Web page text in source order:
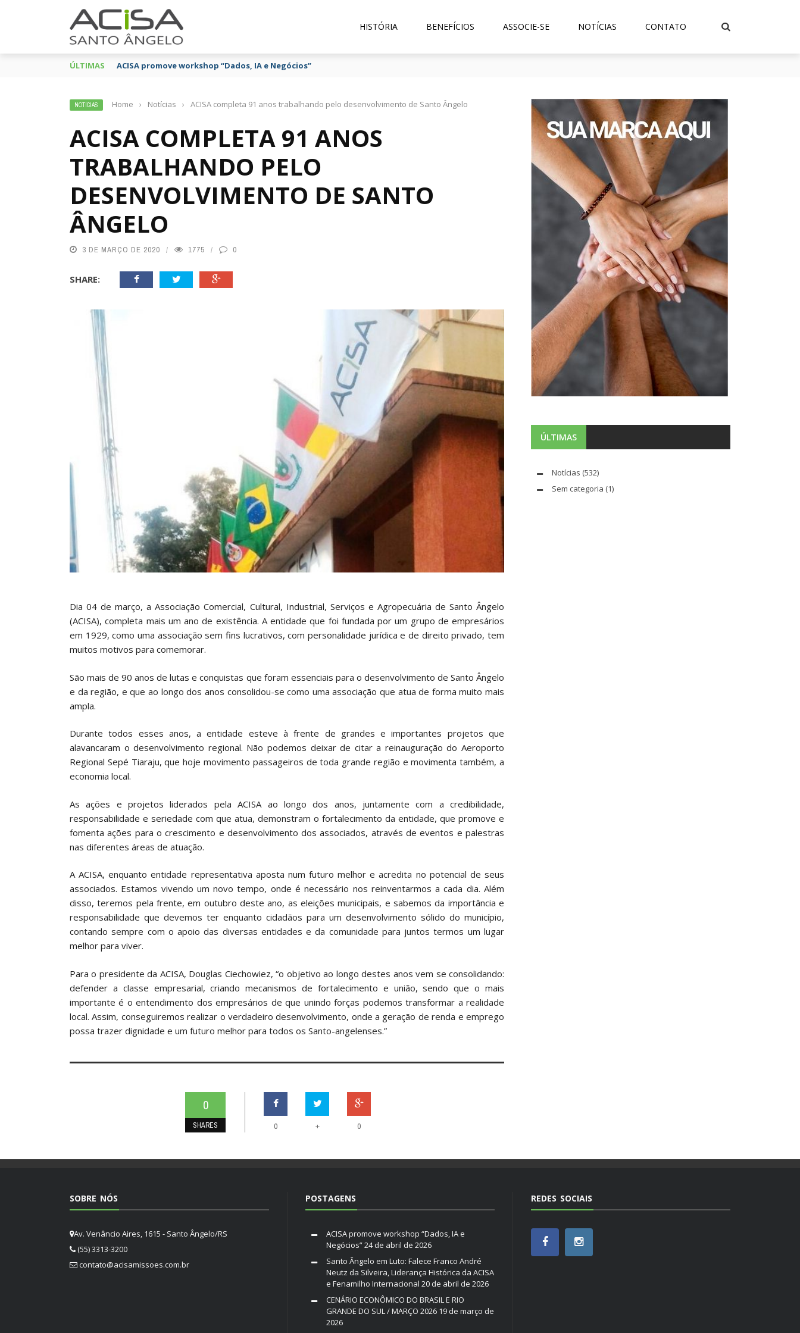
HISTÓRIA BENEFÍCIOS ASSOCIE-SE NOTÍCIAS CONTATO
ÚLTIMAS ACISA promove workshop “Dados, IA e Negócios”
NOTÍCIAS Home › Notícias › ACISA completa 91 anos trabalhando pelo desenvolvimento de Santo Ângelo
ACISA COMPLETA 91 ANOS
TRABALHANDO PELO
DESENVOLVIMENTO DE SANTO
ÂNGELO
3 DE MARÇO DE 2020 1775 0
SHARE:
Dia 04 de março, a Associação Comercial, Cultural, Industrial, Serviços e Agropecuária de Santo Ângelo
(ACISA), completa mais um ano de existência. A entidade que foi fundada por um grupo de empresários
em 1929, como uma associação sem fins lucrativos, com personalidade jurídica e de direito privado, tem
muitos motivos para comemorar.
São mais de 90 anos de lutas e conquistas que foram essenciais para o desenvolvimento de Santo Ângelo
e da região, e que ao longo dos anos consolidou-se como uma associação que atua de forma muito mais
ampla.
Durante todos esses anos, a entidade esteve à frente de grandes e importantes projetos que
alavancaram o desenvolvimento regional. Não podemos deixar de citar a reinauguração do Aeroporto
Regional Sepé Tiaraju, que hoje movimento passageiros de toda grande região e movimenta também, a
economia local.
As ações e projetos liderados pela ACISA ao longo dos anos, juntamente com a credibilidade,
responsabilidade e seriedade com que atua, demonstram o fortalecimento da entidade, que promove e
fomenta ações para o crescimento e desenvolvimento dos associados, através de eventos e palestras
nas diferentes áreas de atuação.
A ACISA, enquanto entidade representativa aposta num futuro melhor e acredita no potencial de seus
associados. Estamos vivendo um novo tempo, onde é necessário nos reinventarmos a cada dia. Além
disso, teremos pela frente, em outubro deste ano, as eleições municipais, e sabemos da importância e
responsabilidade que devemos ter enquanto cidadãos para um desenvolvimento sólido do município,
contando sempre com o apoio das diversas entidades e da comunidade para juntos termos um lugar
melhor para viver.
Para o presidente da ACISA, Douglas Ciechowiez, “o objetivo ao longo destes anos vem se consolidando:
defender a classe empresarial, criando mecanismos de fortalecimento e união, sendo que o mais
importante é o entendimento dos empresários de que unindo forças podemos transformar a realidade
local. Assim, conseguiremos realizar o verdadeiro desenvolvimento, onde a geração de renda e emprego
possa trazer dignidade e um futuro melhor para todos os Santo-angelenses.”
0
SHARES 0 + 0
ÚLTIMAS
Notícias (532)
Sem categoria (1)
SOBRE NÓS
Av. Venâncio Aires, 1615 - Santo Ângelo/RS
(55) 3313-3200
contato@acisamissoes.com.br
POSTAGENS
ACISA promove workshop “Dados, IA e
Negócios”24 de abril de 2026
Santo Ângelo em Luto: Falece Franco André
Neutz da Silveira, Liderança Histórica da ACISA
e Fenamilho Internacional 20 de abril de 2026
CENÁRIO ECONÔMICO DO BRASIL E RIO
GRANDE DO SUL / MARÇO 2026 19 de março de
2026
REDES SOCIAIS